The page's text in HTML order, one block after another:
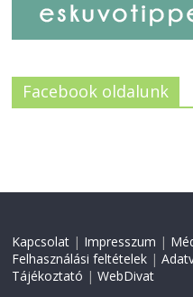
Facebook oldalunk
Kapcsolat | Impresszum |
Felhasználási feltételek |
Tájékoztató |WebDivat